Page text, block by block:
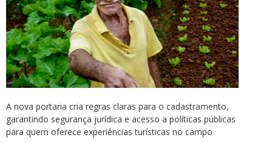
A nova portaria cria regras claras para o cadastramento,
garantindo segurança jurídica e acesso a políticas públicas
para quem oferece experiências turísticas no campo